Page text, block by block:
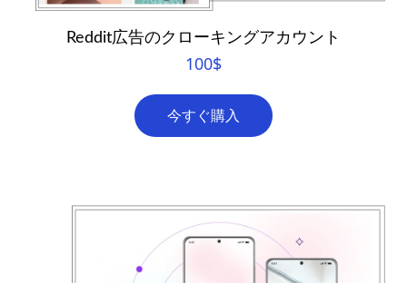
Reddit広告のクローキングアカウント
100$
今すぐ購入